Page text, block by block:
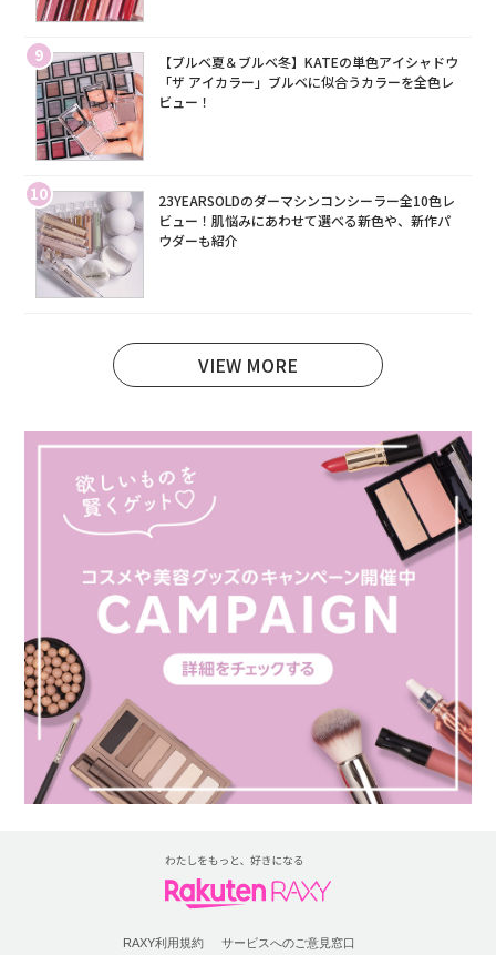
9
【ブルベ夏＆ブルベ冬】KATEの単色アイシャドウ
「ザ アイカラー」ブルベに似合うカラーを全色レ
ビュー！
10
23YEARSOLDのダーマシンコンシーラー全10色レ
ビュー！肌悩みにあわせて選べる新色や、新作パ
ウダーも紹介
VIEW MORE
RAXY利用規約 サービスへのご意見窓口